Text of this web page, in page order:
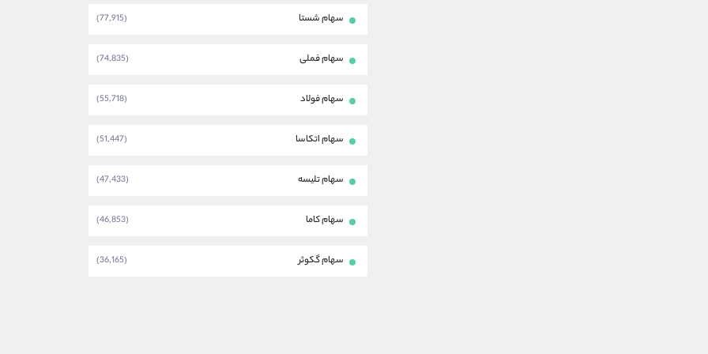
سهام شستا (77,915)
سهام فملی (74,835)
سهام فولاد (55,718)
سهام اتکاسا (51,447)
سهام تلیسه (47,433)
سهام کاما (46,853)
سهام گکوثر (36,165)